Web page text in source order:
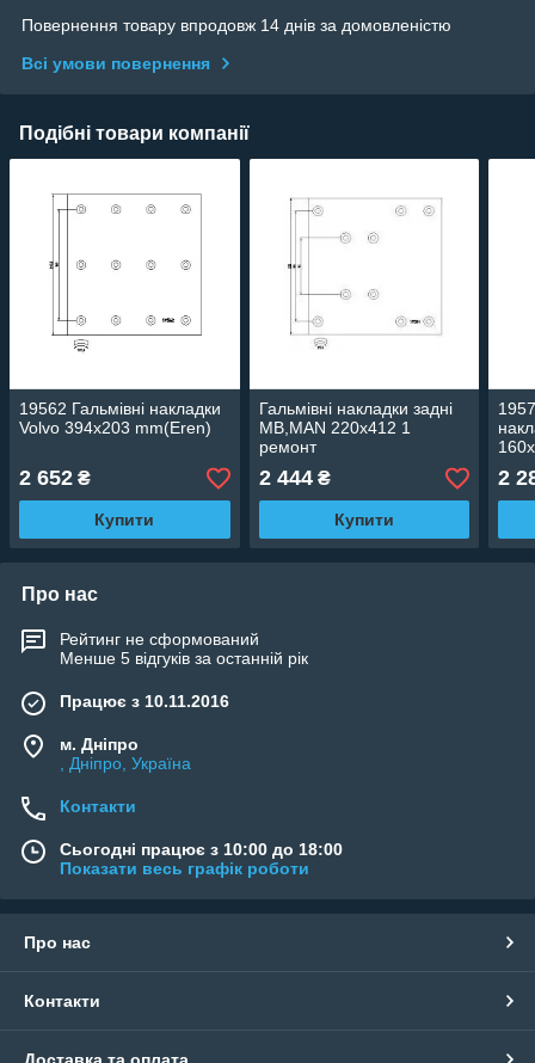
Повернення товару впродовж 14 днів за домовленістю
Всі умови повернення
Подібні товари компанії
19562 Гальмівні накладки
Volvo 394x203 mm(Eren)
2 652 ₴
Купити
Гальмівні накладки задні
MB,MAN 220x412 1
ремонт
2 444₴
Купити
2
Про нас
Рейтинг не сформований
Менше 5 відгуків за останній рік
Працює з 10.11.2016
м. Дніпро
, Дніпро, Україна
Контакти
Сьогодні працює з 10:00 до 18:00
Показати весь графік роботи
Про нас
Контакти